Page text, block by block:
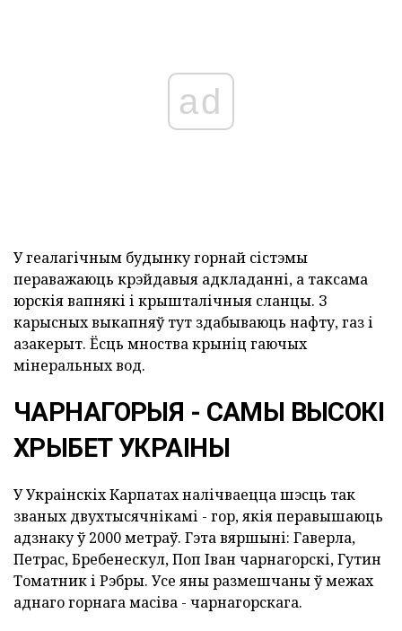
ad
У геалагічным будынку горнай сістэмы
пераважаюць крэйдавыя адкладанні, а таксама
юрскія вапнякі і крышталічныя сланцы. З
карысных выкапняў тут здабываюць нафту, газ і
азакерыт. Ёсць мноства крыніц гаючых
мінеральных вод.
ЧАРНАГОРЫЯ - САМЫ ВЫСОКІ
ХРЫБЕТ УКРАІНЫ
У Украінскіх Карпатах налічваецца шэсць так
званых двухтысячнікамі - гор, якія перавышаюць
адзнаку ў 2000 метраў. Гэта вяршыні: Гаверла,
Петрас, Бребенескул, Поп Іван чарнагорскі, Гутин
Томатник і Рэбры. Усе яны размешчаны ў межах
аднаго горнага масіва - чарнагорскага.